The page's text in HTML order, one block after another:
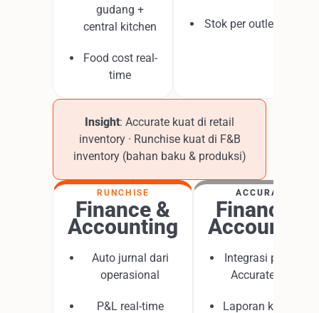
gudang +
central kitchen
Food cost real-
time
Stok per outlet
Insight: Accurate kuat di retail
inventory · Runchise kuat di F&B
inventory (bahan baku & produksi)
RUNCHISE
Finance &
Accounting
Auto jurnal dari
operasional
P&L real-time
ACCURATE
Finance &
Accounting
Integrasi penuh ke
Accurate Online
Laporan keuangan